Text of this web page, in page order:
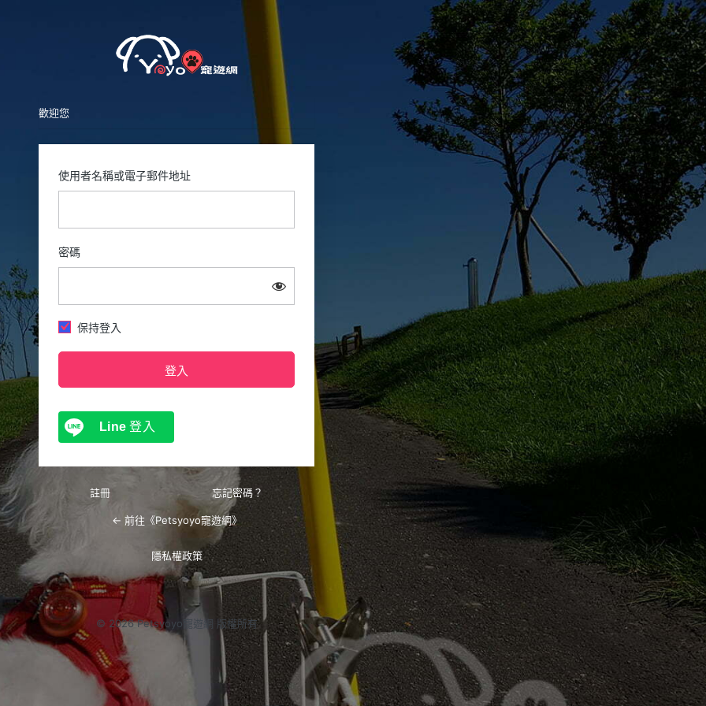
Petsyoyo寵遊網
歡迎您
使用者名稱或電子郵件地址
密碼
保持登入
Line 登入
註冊 忘記密碼？
← 前往《Petsyoyo寵遊網》
隱私權政策
© 2026 Petsyoyo寵遊網 版權所有